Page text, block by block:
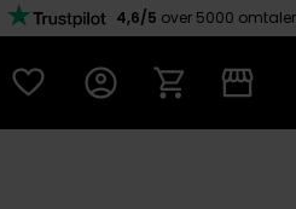
4,6/5 over 5000 omtaler